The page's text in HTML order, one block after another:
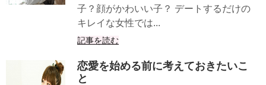
子？顔がかわいい子？ デートするだけの
キレイな女性では...
記事を読む
恋愛を始める前に考えておきたいこ
と